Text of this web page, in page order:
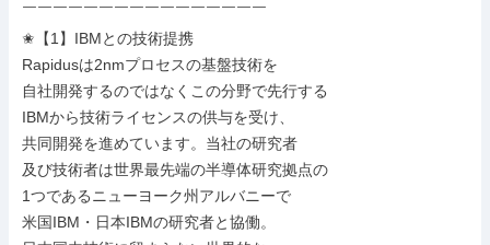
￣￣￣￣￣￣￣￣￣￣￣￣￣￣￣￣
✬【1】IBMとの技術提携
Rapidusは2nmプロセスの基盤技術を
自社開発するのではなくこの分野で先行する
IBMから技術ライセンスの供与を受け、
共同開発を進めています。当社の研究者
及び技術者は世界最先端の半導体研究拠点の
1つであるニューヨーク州アルバニーで
米国IBM・日本IBMの研究者と協働。